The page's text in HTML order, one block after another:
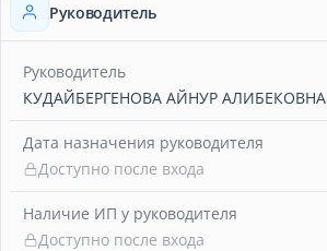
Руководитель
Руководитель
КУДАЙБЕРГЕНОВА АЙНУР АЛИБЕКОВНА
Дата назначения руководителя
Доступно после входа
Наличие ИП у руководителя
Доступно после входа